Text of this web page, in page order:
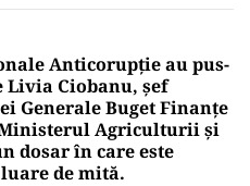
Anticorupţie au pus-
Livia Ciobanu, şef
Generale Buget Finanţe
Agriculturii şi
dosar în care este
luare de mită.